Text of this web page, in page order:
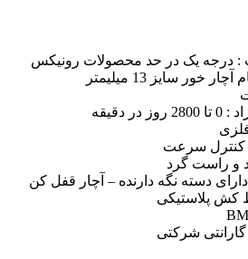
درجه یک در حد محصولات رونیکس
خور سایز 13 میلیمتر
دقیقه
کنترل سرعت
و راست گرد
دارای دسته نگه دارنده – آچار قفل کن
کش پلاستیکی
شرکتی